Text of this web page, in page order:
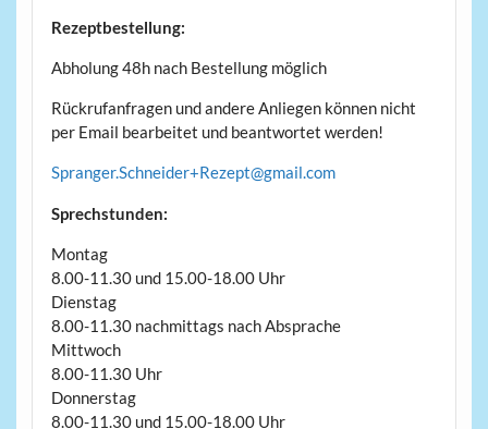
Rezeptbestellung:
Abholung 48h nach Bestellung möglich
Rückrufanfragen und andere Anliegen können nicht
per Email bearbeitet und beantwortet werden!
Spranger.Schneider+Rezept@gmail.com
Sprechstunden:
Montag
8.00-11.30 und 15.00-18.00 Uhr
Dienstag
8.00-11.30 nachmittags nach Absprache
Mittwoch
8.00-11.30 Uhr
Donnerstag
8.00-11.30 und 15.00-18.00 Uhr